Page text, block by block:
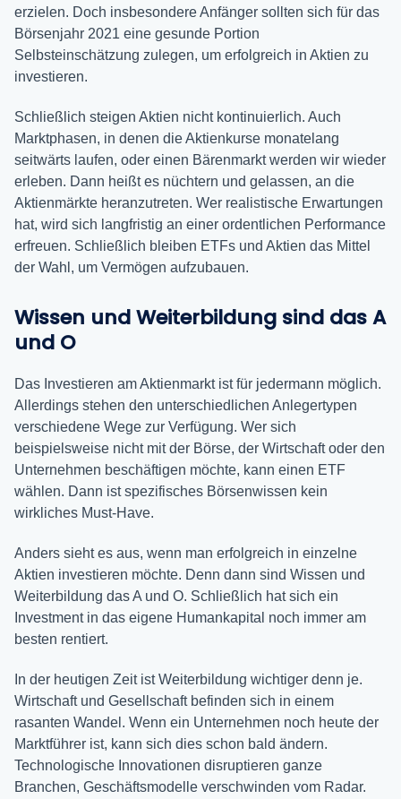
erzielen. Doch insbesondere Anfänger sollten sich für das
Börsenjahr 2021 eine gesunde Portion
Selbsteinschätzung zulegen, um erfolgreich in Aktien zu
investieren.
Schließlich steigen Aktien nicht kontinuierlich. Auch
Marktphasen, in denen die Aktienkurse monatelang
seitwärts laufen, oder einen Bärenmarkt werden wir wieder
erleben. Dann heißt es nüchtern und gelassen, an die
Aktienmärkte heranzutreten. Wer realistische Erwartungen
hat, wird sich langfristig an einer ordentlichen Performance
erfreuen. Schließlich bleiben ETFs und Aktien das Mittel
der Wahl, um Vermögen aufzubauen.
Wissen und Weiterbildung sind das A
und O
Das Investieren am Aktienmarkt ist für jedermann möglich.
Allerdings stehen den unterschiedlichen Anlegertypen
verschiedene Wege zur Verfügung. Wer sich
beispielsweise nicht mit der Börse, der Wirtschaft oder den
Unternehmen beschäftigen möchte, kann einen ETF
wählen. Dann ist spezifisches Börsenwissen kein
wirkliches Must-Have.
Anders sieht es aus, wenn man erfolgreich in einzelne
Aktien investieren möchte. Denn dann sind Wissen und
Weiterbildung das A und O. Schließlich hat sich ein
Investment in das eigene Humankapital noch immer am
besten rentiert.
In der heutigen Zeit ist Weiterbildung wichtiger denn je.
Wirtschaft und Gesellschaft befinden sich in einem
rasanten Wandel. Wenn ein Unternehmen noch heute der
Marktführer ist, kann sich dies schon bald ändern.
Technologische Innovationen disruptieren ganze
Branchen, Geschäftsmodelle verschwinden vom Radar.